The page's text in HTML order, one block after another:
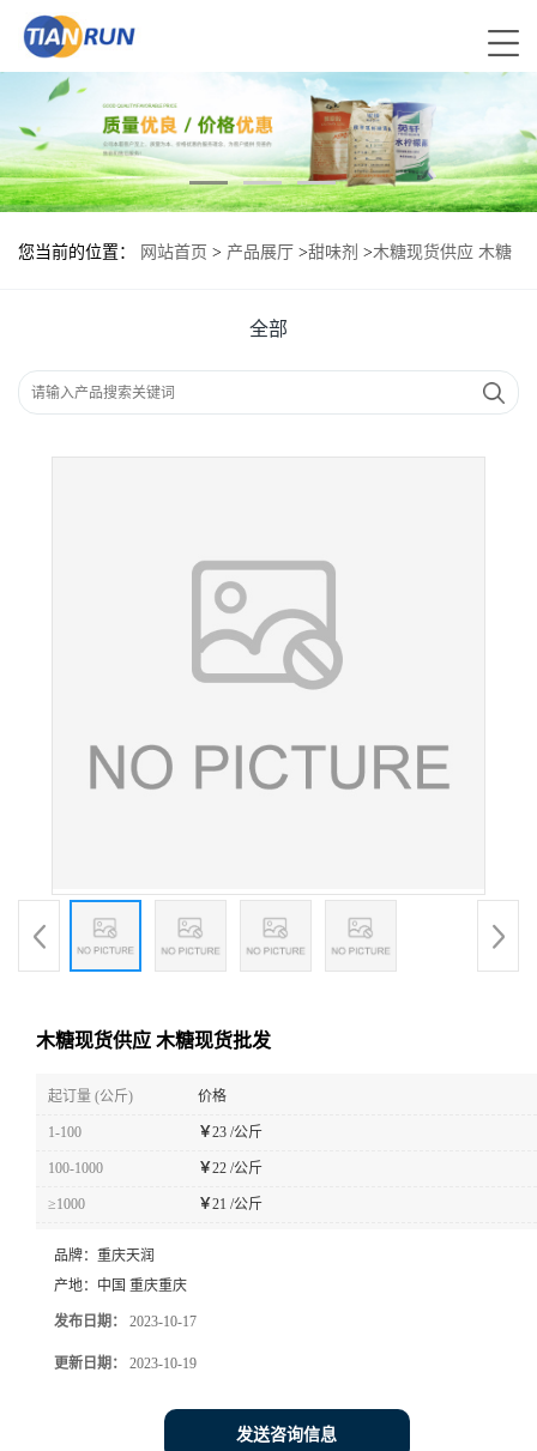
您当前的位置： 网站首页 > 产品展厅 >甜味剂 >木糖现货供应 木糖
全部
木糖现货供应 木糖现货批发
起订量 (公斤) 价格
1-100 ￥23 /公斤
100-1000 ￥22 /公斤
≥1000 ￥21 /公斤
品牌： 重庆天润
产地： 中国 重庆重庆
发布日期： 2023-10-17
更新日期： 2023-10-19
发送咨询信息